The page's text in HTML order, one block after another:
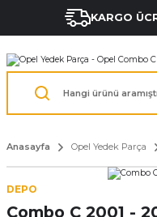
KARGO
Anasayfa Opel Yedek Parça
DEPO
Combo C 2001 -